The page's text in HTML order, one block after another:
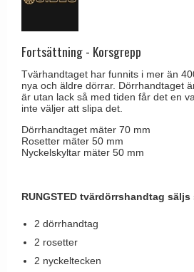
Svanemøllen trädörrhandtag
Weingarden dörrhandtag
Østerbro - trädörrhandtag
Dörrhandtag Buster + Punch
Turnstyle Design dörrhandtag
Brevinkast
Brevlådor
Gångjärn till dörrar
Skruvar
Krokar & Krokar
Hatthyllor
Polermedel till mässing
Olivari
Turnstyle Designs
RANDI dörrhandtag
RDS dörrhandtag
Samuel Heath produkter
Sibes Metall
Søe-Jensen & Co.
YOUNG dörrhandtag
Fortsättning - Korsgrepp
Tvärhandtaget har funnits i mer än
nya och äldre dörrar. Dörrhandtaget
är utan lack så med tiden får det en
inte väljer att slipa det.
Dörrhandtaget mäter 70 mm
Rosetter mäter 50 mm
Nyckelskyltar mäter 50 mm
RUNGSTED tvärdörrshandtag
2 dörrhandtag
2 rosetter
2 nyckeltecken